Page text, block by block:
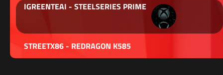
IGREENTEAI - STEELSERIES PRIME
STREETX86 - REDRAGON K585